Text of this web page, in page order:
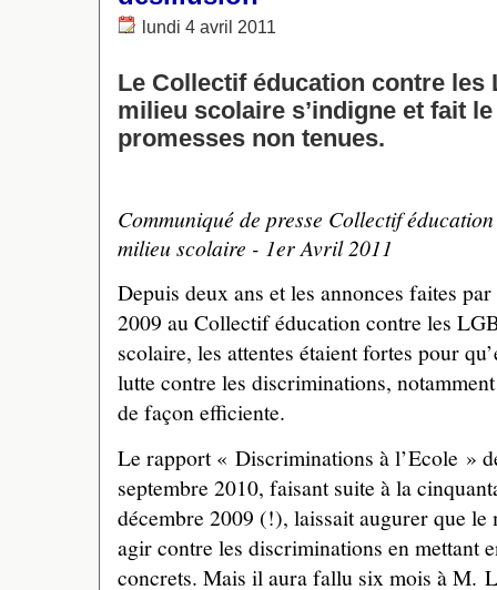
lundi 4 avril 2011
Le Collectif éducation contre les
milieu scolaire s’indigne et fait
promesses non tenues.
Communiqué de presse Collectif
milieu scolaire - 1er Avril 2011
Depuis deux ans et les annonces faites
2009 au Collectif éducation contre les
scolaire, les attentes étaient fortes pour
lutte contre les discriminations,
de façon efficiente.
Le rapport « Discriminations à l’Ecole »
septembre 2010, faisant suite à la
décembre 2009 (!), laissait augurer que
agir contre les discriminations en mettant
concrets. Mais il aura fallu six mois à M.